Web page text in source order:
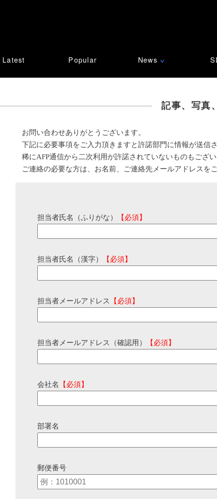
Latest Popular News ∨
記事、写真
お問い合わせありがとうございます。
下記に必要事項をご入力頂きますと許諾部門に情報が送信
稀にAFP通信から二次利用が許諾されていないものもござ
ご連絡の必要な方は、お名前、ご連絡先メールアドレスを
担当者氏名（ふりがな） 【必須】
担当者氏名（漢字） 【必須】
担当者メールアドレス 【必須】
担当者メールアドレス（確認用） 【必須】
会社名 【必須】
部署名
郵便番号